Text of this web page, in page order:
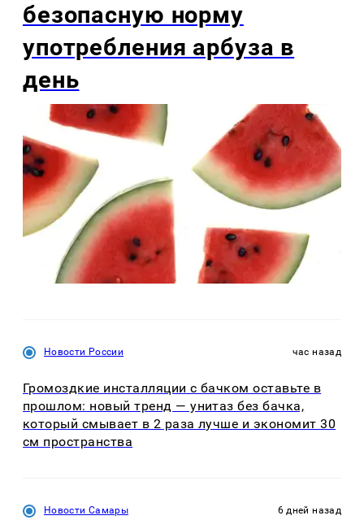
безопасную норму
употребления арбуза в
день
Новости России час назад
Громоздкие инсталляции с бачком оставьте в
прошлом: новый тренд — унитаз без бачка,
который смывает в 2 раза лучше и экономит 30
см пространства
Новости Самары 6 дней назад